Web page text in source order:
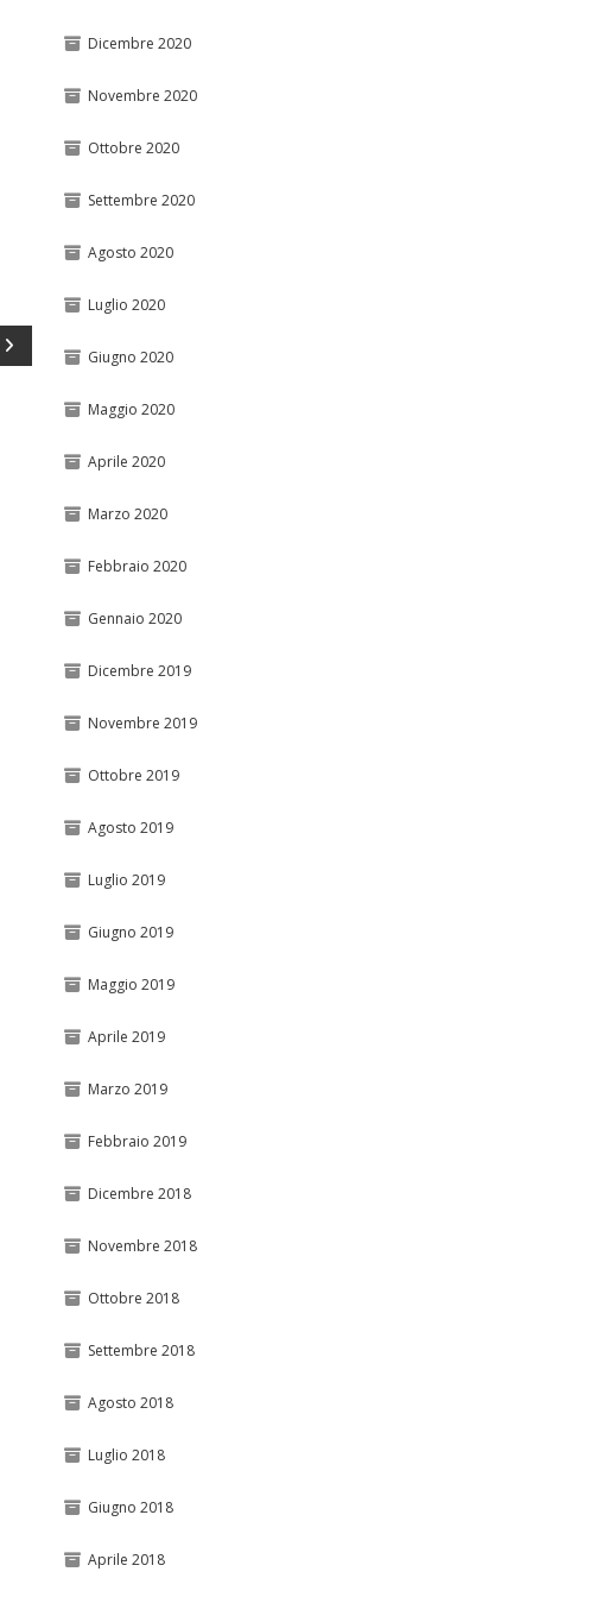
Dicembre 2020
Novembre 2020
Ottobre 2020
Settembre 2020
Agosto 2020
Luglio 2020
Giugno 2020
Maggio 2020
Aprile 2020
Marzo 2020
Febbraio 2020
Gennaio 2020
Dicembre 2019
Novembre 2019
Ottobre 2019
Agosto 2019
Luglio 2019
Giugno 2019
Maggio 2019
Aprile 2019
Marzo 2019
Febbraio 2019
Dicembre 2018
Novembre 2018
Ottobre 2018
Settembre 2018
Agosto 2018
Luglio 2018
Giugno 2018
Aprile 2018